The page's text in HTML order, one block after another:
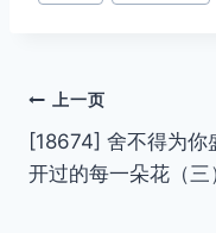
文
章
上一页
[18674] 舍不得为你
开过的每一朵花（三